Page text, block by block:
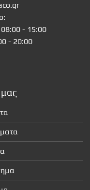
- 15:00
- 20:00